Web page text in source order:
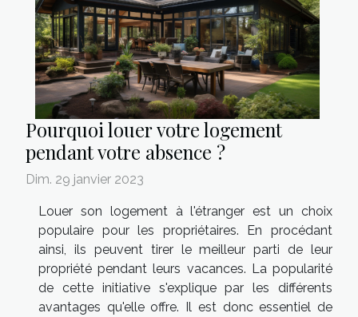
Pourquoi louer votre logement
pendant votre absence ?
Dim. 29 janvier 2023
Louer son logement à l'étranger est un choix
populaire pour les propriétaires. En procédant
ainsi, ils peuvent tirer le meilleur parti de leur
propriété pendant leurs vacances. La popularité
de cette initiative s'explique par les différents
avantages qu'elle offre. Il est donc essentiel de